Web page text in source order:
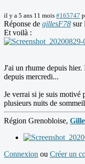
il y a 5 ans 11 mois #165747
Réponse de gillesF78 sur
Et voilà :
J'ai un rhume depuis
depuis mercredi...
Je verrai si je suis motivé
plusieurs nuits de
Région Grenobloise,
Connexion ou Créer un